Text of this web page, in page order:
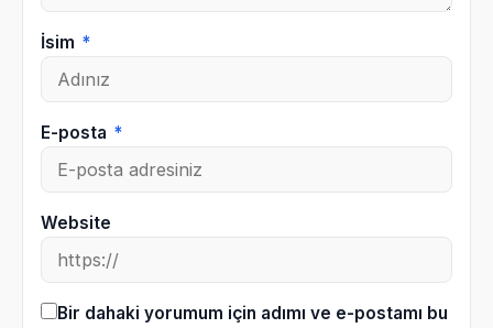
İsim *
E-posta *
Website
Bir dahaki yorumum için adımı ve e-postamı bu